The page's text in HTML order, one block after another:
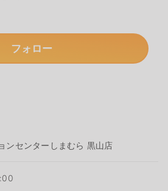
フォロー
ンセンターしまむら 黒山店